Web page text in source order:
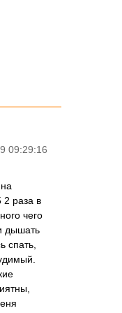
09:29:16
2 раза в
чего
дышать
спать,